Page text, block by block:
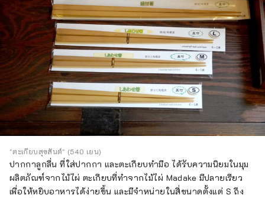
"ตะเกียบสุขสันต์" (540 เยน)
ปากกาลูกลื่น ที่ใส่ปากกา และตะเกียบทำมือ ได้รับความนิยมในมุม
ผลิตภัณฑ์จากไม้ไผ่ ตะเกียบที่ทำจากไม้ไผ่ Madake มีปลายเรียว
เพื่อให้หยิบอาหารได้ง่ายขึ้น และมีจำหน่ายในสี่ขนาดตั้งแต่ S ถึง